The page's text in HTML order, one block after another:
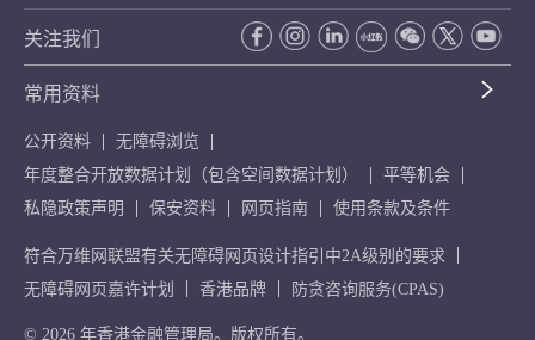
关注我们
常用资料
公开资料
无障碍浏览
年度整合开放数据计划（包含空间数据计划）
平等机会
私隐政策声明
保安资料 网页指南 使用条款及条件
符合万维网联盟有关无障碍网页设计指引中2A级别的要求
无障碍网页嘉许计划
香港品牌 防贪咨询服务(CPAS)
© 2026 年香港金融管理局。版权所有。